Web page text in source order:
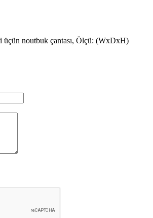
üçün noutbuk çantası, Ölçü: (WxDxH)